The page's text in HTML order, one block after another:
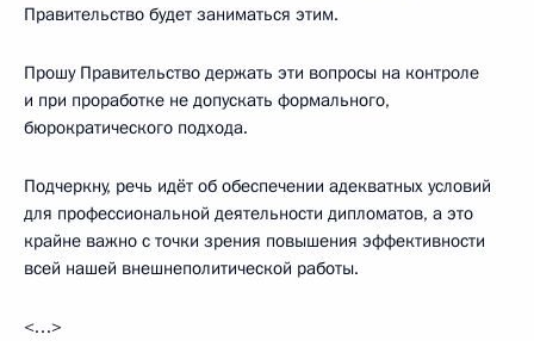
Правительство будет заниматься этим.
Прошу Правительство держать эти вопросы на контроле
и при проработке не допускать формального,
бюрократического подхода.
Подчеркну, речь идёт об обеспечении адекватных условий
для профессиональной деятельности дипломатов, а это
крайне важно с точки зрения повышения эффективности
всей нашей внешнеполитической работы.
<…>